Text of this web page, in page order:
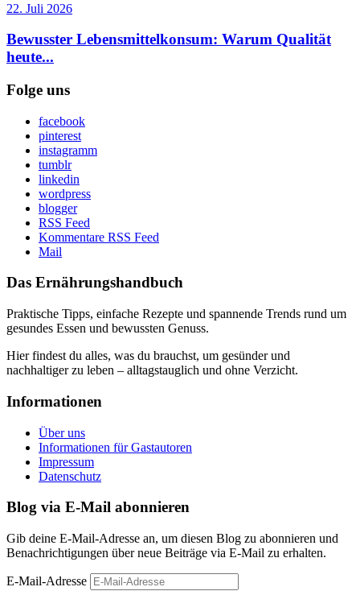
22. Juli 2026
Bewusster Lebensmittelkonsum: Warum Qualität
heute...
Folge uns
facebook
pinterest
instagramm
tumblr
linkedin
wordpress
blogger
RSS Feed
Kommentare RSS Feed
Mail
Das Ernährungshandbuch
Praktische Tipps, einfache Rezepte und spannende Trends rund um
gesundes Essen und bewussten Genuss.
Hier findest du alles, was du brauchst, um gesünder und
nachhaltiger zu leben – alltagstauglich und ohne Verzicht.
Informationen
Über uns
Informationen für Gastautoren
Impressum
Datenschutz
Blog via E-Mail abonnieren
Gib deine E-Mail-Adresse an, um diesen Blog zu abonnieren und
Benachrichtigungen über neue Beiträge via E-Mail zu erhalten.
E-Mail-Adresse